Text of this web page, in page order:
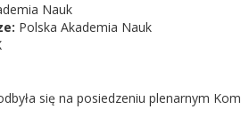
Nauk
Polska Akademia Nauk
się na posiedzeniu plenarnym